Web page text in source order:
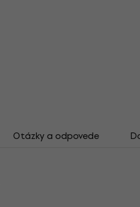
Otázky a odpovede